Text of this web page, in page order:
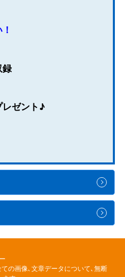
録
レゼント♪
の画像､文章データについて､無断